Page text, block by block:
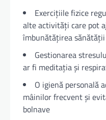
Exercițiile fizice
alte activități care pot
îmbunătățirea
Gestionarea
ar fi meditația și
O igienă personală
mâinilor frecvent și
bolnave